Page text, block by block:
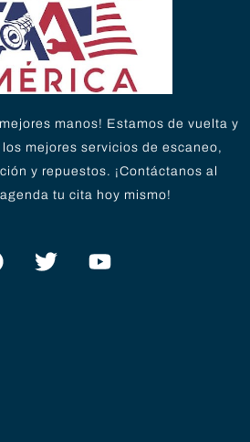
manos! Estamos de vuelta y
mejores servicios de escaneo,
y repuestos. ¡Contáctanos al
tu cita hoy mismo!